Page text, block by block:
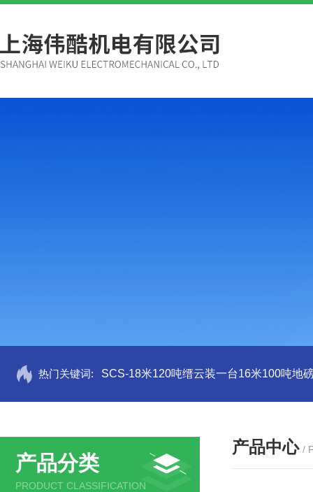
热门关键词: SCS-18米120吨缙云装一台16米100吨地
产品分类
PRODUCT CLASSIFICATION
产品中心 /